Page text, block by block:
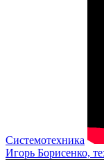
Системотехника
Игорь Борисенко,